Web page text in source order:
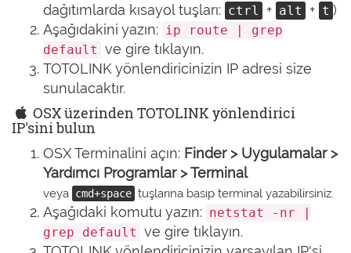
dağıtımlarda kısayol tuşları: ctrl + alt + t )
Aşağıdakini yazın: ip route | grep
default ve gire tıklayın.
TOTOLINK yönlendiricinizin IP adresi size
sunulacaktır.
OSX üzerinden TOTOLINK yönlendirici
IP'sini bulun
OSX Terminalini açın: Finder > Uygulamalar >
Yardımcı Programlar > Terminal
veya cmd+space tuşlarına basıp terminal yazabilirsiniz.
Aşağıdaki komutu yazın: netstat -nr |
grep default ve gire tıklayın.